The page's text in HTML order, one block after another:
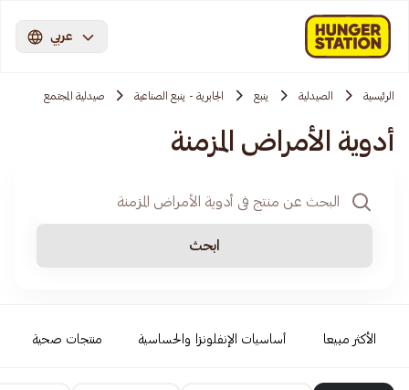
عربي
الرئيسية الصيدلية ينبع الجابرية - ينبع الصناعية صيدلية المجتمع
أدوية الأمراض المزمنة
ابحث
الأكثر مبيعا أساسيات الإنفلونزا والحساسية منتجات صحية